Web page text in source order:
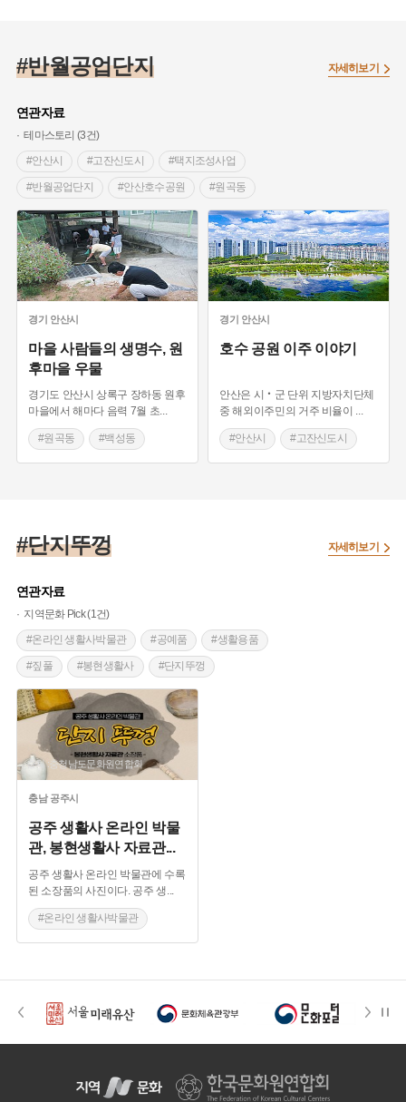
#반월공업단지
연관자료
테마스토리 (3건)
#안산시
#고잔신도시 #택지조성사업
#반월공업단지 #안산호수공원 #원곡동
#백성동 #국경없는마을 #고려인마을
#반월신도시 #계획도시 #자족형도시
자세히보기
경기 안산시
마을 사람들의 생명수, 원
후마을 우물
경기도 안산시 상록구 장하동 원후
마을에서 해마다 음력 7월 초...
#원곡동 #백성동
#국경없는마을
경기 안산시
호수 공원 이주 이야기
안산은 시‧군 단위 지방자치단체
중 해외이주민의 거주 비율이 ...
#안산시 #고잔신도시
#택지조성사업
#단지뚜껑
연관자료
지역문화 Pick (1건)
#온라인 생활사박물관
#공예품 #생활용품
#짚풀 #봉현생활사 #단지뚜껑
자세히보기
출처 :충청남도문화원연합회
충남 공주시
공주 생활사 온라인 박물
관, 봉현생활사 자료관...
공주 생활사 온라인 박물관에 수록
된 소장품의 사진이다. 공주 생...
#온라인 생활사박물관
#공예품 #생활용품